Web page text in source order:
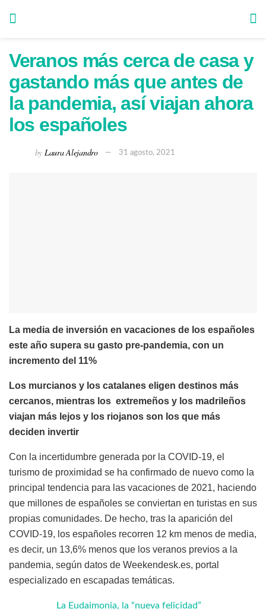
Veranos más cerca de casa y
gastando más que antes de
la pandemia, así viajan ahora
los españoles
by Laura Alejandro 31 agosto, 2021
La media de inversión en vacaciones de los españoles
este año supera su gasto pre-pandemia, con un
incremento del 11%
Los murcianos y los catalanes eligen destinos más
cercanos, mientras los extremeños y los madrileños
viajan más lejos y los riojanos son los que más
deciden invertir
Con la incertidumbre generada por la COVID-19, el
turismo de proximidad se ha confirmado de nuevo como la
principal tendencia para las vacaciones de 2021, haciendo
que millones de españoles se conviertan en turistas en sus
propias comunidades. De hecho, tras la aparición del
COVID-19, los españoles recorren 12 km menos de media,
es decir, un 13,6% menos que los veranos previos a la
pandemia, según datos de Weekendesk.es, portal
especializado en escapadas temáticas.
La Eudaimonia, la “nueva felicidad”